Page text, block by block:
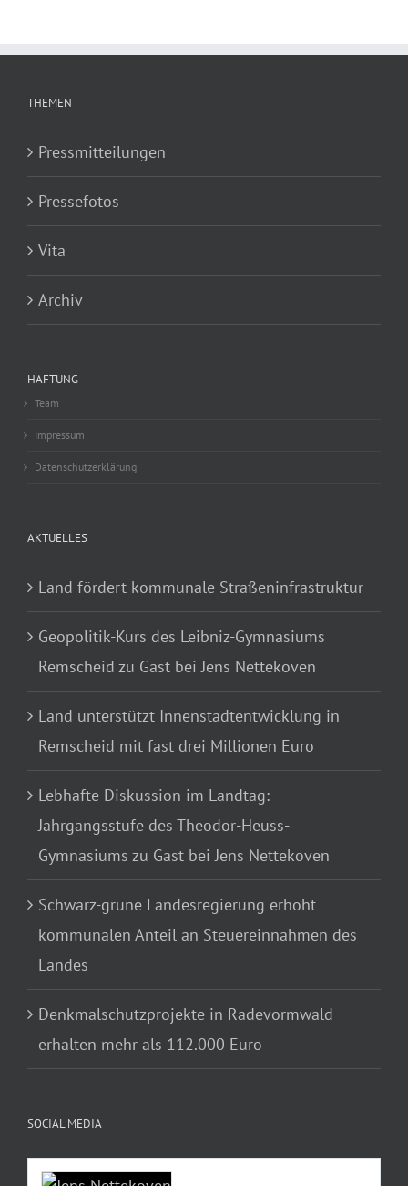
THEMEN
Pressmitteilungen
Pressefotos
Vita
Archiv
HAFTUNG
Team
Impressum
Datenschutzerklärung
AKTUELLES
Land fördert kommunale Straßeninfrastruktur
Geopolitik-Kurs des Leibniz-Gymnasiums
Remscheid zu Gast bei Jens Nettekoven
Land unterstützt Innenstadtentwicklung in
Remscheid mit fast drei Millionen Euro
Lebhafte Diskussion im Landtag:
Jahrgangsstufe des Theodor-Heuss-
Gymnasiums zu Gast bei Jens Nettekoven
Schwarz-grüne Landesregierung erhöht
kommunalen Anteil an Steuereinnahmen des
Landes
Denkmalschutzprojekte in Radevormwald
erhalten mehr als 112.000 Euro
SOCIAL MEDIA